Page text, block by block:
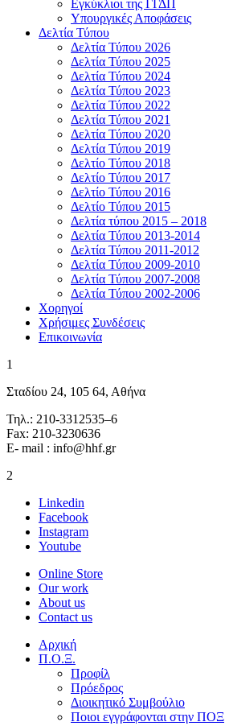
Εγκύκλιοι της ΓΓΔΠ
Υπουργικές Αποφάσεις
Δελτία Τύπου
Δελτία Τύπου 2026
Δελτία Τύπου 2025
Δελτία Τύπου 2024
Δελτία Τύπου 2023
Δελτία Τύπου 2022
Δελτία Τύπου 2021
Δελτία Τύπου 2020
Δελτία Τύπου 2019
Δελτίο Τύπου 2018
Δελτίο Τύπου 2017
Δελτίο Τύπου 2016
Δελτίο Τύπου 2015
Δελτία τύπου 2015 – 2018
Δελτία Τύπου 2013-2014
Δελτία Τύπου 2011-2012
Δελτία Τύπου 2009-2010
Δελτία Τύπου 2007-2008
Δελτία Τύπου 2002-2006
Χορηγοί
Χρήσιμες Συνδέσεις
Επικοινωνία
1
Σταδίου 24, 105 64, Αθήνα
Τηλ.: 210-3312535–6
Fax: 210-3230636
E- mail : info@hhf.gr
2
Linkedin
Facebook
Instagram
Youtube
Online Store
Our work
About us
Contact us
Αρχική
Π.Ο.Ξ.
Προφίλ
Πρόεδρος
Διοικητικό Συμβούλιο
Ποιοι εγγράφονται στην ΠΟΞ